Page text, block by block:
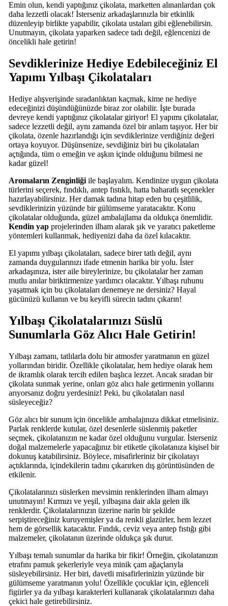
Emin olun, kendi yaptığınız çikolata, marketten alınanlardan çok
daha lezzetli olacak! İsterseniz arkadaşlarınızla bir etkinlik
düzenleyip birlikte yapabilir, çikolata ustaları gibi eğlenebilirsin.
Unutmayın, çikolata yaparken sadece tadı değil, eğlencenizi de
öncelikli hale getirin!
Sevdiklerinize Hediye Edebileceğiniz El
Yapımı Yılbaşı Çikolataları
Hediye alışverişinde sıradanlıktan kaçmak, kime ne hediye
edeceğinizi düşündüğünüzde biraz zor olabilir. İşte burada
devreye kendi yaptığınız çikolatalar giriyor! El yapımı çikolatalar,
sadece lezzetli değil, aynı zamanda özel bir anlam taşıyor. Her bir
çikolata, özenle hazırlandığı için sevdiklerinize verdiğiniz değeri
ortaya koyuyor. Düşünsenize, sevdiğiniz biri bu çikolataları
açtığında, tüm o emeğin ve aşkın içinde olduğunu bilmesi ne
kadar güzel!
Aromaların Zenginliğiile başlayalım. Kendinize uygun çikolata
türlerini seçerek, fındıklı, antep fıstıklı, hatta baharatlı seçenekler
hazırlayabilirsiniz. Her damak tadına hitap eden bu çeşitlilik,
sevdiklerinizin yüzünde bir gülümseme yaratacaktır. Konu
çikolatalar olduğunda, güzel ambalajlama da oldukça önemlidir.
Kendin yapprojelerinden ilham alarak şık ve yaratıcı paketleme
yöntemleri kullanmak, hediyenizi daha da özel kılacaktır.
El yapımı yılbaşı çikolataları, sadece birer tatlı değil, aynı
zamanda duygularınızı ifade etmenin harika bir yolu. İster
arkadaşınıza, ister aile bireylerinize, bu çikolatalar her zaman
mutlu anılar biriktirmenize yardımcı olacaktır. Yılbaşı ruhunu
yaşatmak için bu çikolataları denemeye ne dersiniz? Hayal
gücünüzü kullanın ve bu keyifli sürecin tadını çıkarın!
Yılbaşı Çikolatalarınızı Süslü
Sunumlarla Göz Alıcı Hale Getirin!
Yılbaşı zamanı, tatlılarla dolu bir atmosfer yaratmanın en güzel
yollarından biridir. Özellikle çikolatalar, hem hediye olarak hem
de ikramlık olarak tercih edilen başlıca lezzet. Ancak sıradan bir
çikolata sunmak yerine, onları göz alıcı hale getirmenin yollarını
arıyorsanız doğru yerdesiniz! Peki, bu çikolataları nasıl
süsleyeceğiz?
Göz alıcı bir sunum için öncelikle ambalajınıza dikkat etmelisiniz.
Parlak renklerde kutular, özel desenlerle süslenmiş paketler
seçmek, çikolatanızın ne kadar özel olduğunu vurgular. İsterseniz
doğal malzemelerle yapacağınız bir etiketle çikolatanıza kişisel bir
dokunuş katabilirsiniz. Böylece, misafirleriniz bir çikolatayı
açtıklarında, içindekilerin tadını çıkarırken dış görüntüsünden de
etkilenir.
Çikolatalarınızı süslerken mevsimin renklerinden ilham almayı
unutmayın! Kırmızı ve yeşil, yılbaşına dair akla gelen ilk
renklerdir. Çikolatalarınızın üzerine narin bir şekilde
serpiştireceğiniz kuruyemişler ya da renkli glazürler, hem lezzet
hem de görsellik katacaktır. Fındık, ceviz veya antep fıstığı gibi
malzemeler, çikolatanın üzerinde oldukça şık durur.
Yılbaşı temalı sunumlar da harika bir fikir! Örneğin, çikolatanızın
etrafını pamuk şekerleriyle veya minik çam ağaçlarıyla
süsleyebilirsiniz. Her biri, davetli misafirlerinizin yüzünde bir
gülümseme yaratmanın yolu! Özellikle çocuklar için, eğlenceli
figürler ya da yılbaşı karakterleri kullanarak çikolatalarınızı daha
çekici hale getirebilirsiniz.